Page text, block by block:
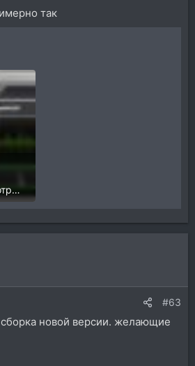
так
100,2 KB · Просмотры: 20
#63
сборка новой версии. желающие